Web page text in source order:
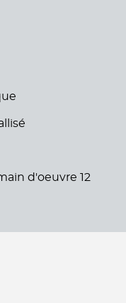
d'oeuvre 12